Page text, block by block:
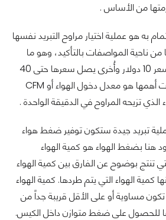
من الأساس .
به هو عملية اختيار مراوح التبريد نفسها
من ناحية المواصفات بالتأكيد، وهو ما
يجعل هناك مراوح تبريد بسعر 10 دولار وأُخرى يصل سعرها حتى 40
دولار مثلاً. هذه المواصفات أهمها هو معدل دخول الهواء أو CFM
تزيحه المراوح في الدقيقة الواحدة .
تبريد جيدة ستكون توفير ضغط هواء
بضغط الهواء هو كمية الهواء
تنتج بوضوح عن الفارق بين كمية الهواء
كمية الهواء التي يتم طردها. كمية الهواء
مساوية أو على الأقل قريبة جداً من
للحصول على ضغط متوازن داخل الكيس.